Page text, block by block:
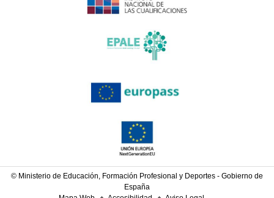
© Ministerio de Educación, Formación Profesional y Deportes - Gobierno de
España